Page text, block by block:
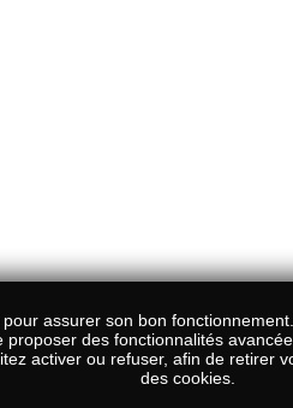
assurer son bon
des fonctionnalités
activer ou refuser, afin de retirer
des cookies.